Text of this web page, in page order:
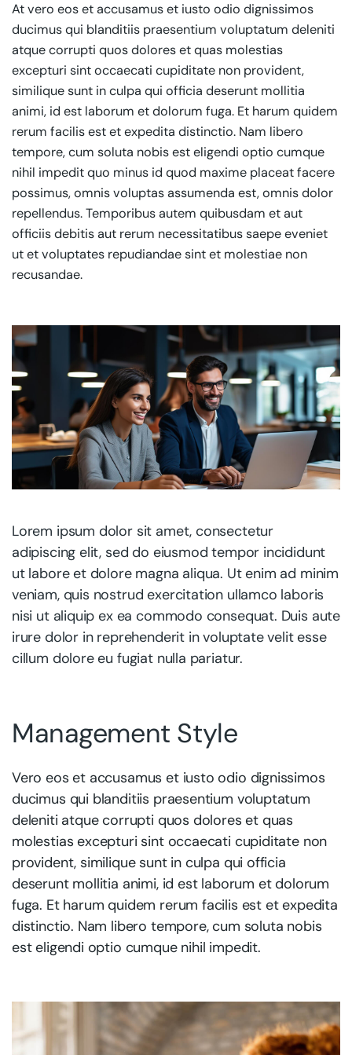
At vero eos et accusamus et iusto odio dignissimos
ducimus qui blanditiis praesentium voluptatum deleniti
atque corrupti quos dolores et quas molestias
excepturi sint occaecati cupiditate non provident,
similique sunt in culpa qui officia deserunt mollitia
animi, id est laborum et dolorum fuga. Et harum quidem
rerum facilis est et expedita distinctio. Nam libero
tempore, cum soluta nobis est eligendi optio cumque
nihil impedit quo minus id quod maxime placeat facere
possimus, omnis voluptas assumenda est, omnis dolor
repellendus. Temporibus autem quibusdam et aut
officiis debitis aut rerum necessitatibus saepe eveniet
ut et voluptates repudiandae sint et molestiae non
recusandae.
Lorem ipsum dolor sit amet, consectetur
adipiscing elit, sed do eiusmod tempor incididunt
ut labore et dolore magna aliqua. Ut enim ad minim
veniam, quis nostrud exercitation ullamco laboris
nisi ut aliquip ex ea commodo consequat. Duis aute
irure dolor in reprehenderit in voluptate velit esse
cillum dolore eu fugiat nulla pariatur.
Management Style
Vero eos et accusamus et iusto odio dignissimos
ducimus qui blanditiis praesentium voluptatum
deleniti atque corrupti quos dolores et quas
molestias excepturi sint occaecati cupiditate non
provident, similique sunt in culpa qui officia
deserunt mollitia animi, id est laborum et dolorum
fuga. Et harum quidem rerum facilis est et expedita
distinctio. Nam libero tempore, cum soluta nobis
est eligendi optio cumque nihil impedit.